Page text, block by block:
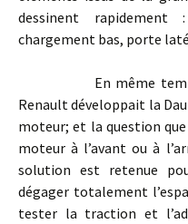
dessinent
chargement bas, porte
En même temps
Renault développait la
moteur; et la question
moteur à l’avant ou à
solution est retenue
dégager totalement
tester la traction et